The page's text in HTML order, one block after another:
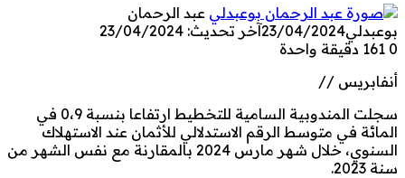
عبد الرحمان
بوعبدلي23/04/2024آخر تحديث: 23/04/2024
0
دقيقة واحدة
أنفابريس //
سجلت المندوبية السامية للتخطيط ارتفاعا بنسبة 0،9 في
المائة في متوسط الرقم الاستدلالي للأثمان عند الاستهلاك
السنوي، خلال شهر مارس 2024 بالمقارنة مع نفس الشهر من
سنة 2023.